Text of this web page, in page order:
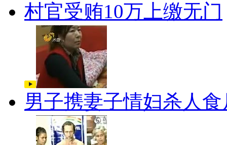
村官受贿10万上缴无门
男子携妻子情妇杀人食